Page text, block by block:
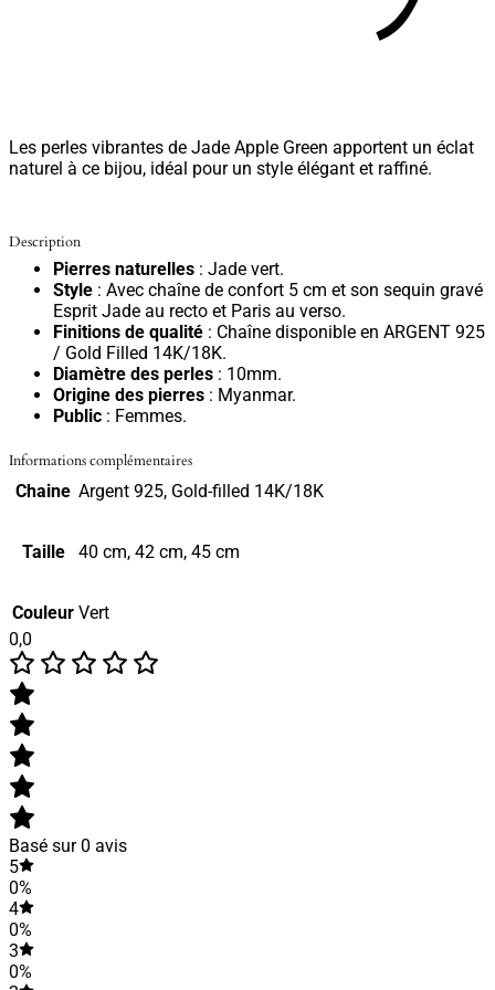
Les perles vibrantes de Jade Apple Green apportent un éclat
naturel à ce bijou, idéal pour un style élégant et raffiné.
Description
Pierres naturelles : Jade vert.
Style : Avec chaîne de confort 5 cm et son sequin gravé
Esprit Jade au recto et Paris au verso.
Finitions de qualité : Chaîne disponible en ARGENT 925
/ Gold Filled 14K/18K.
Diamètre des perles : 10mm.
Origine des pierres : Myanmar.
Public : Femmes.
Informations complémentaires
Chaine Argent 925, Gold-filled 14K/18K
Taille 40 cm, 42 cm, 45 cm
Couleur Vert
0,0
Basé sur 0 avis
5
0%
4
0%
3
0%